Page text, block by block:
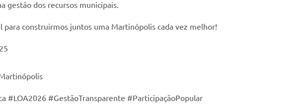
gestão dos recursos municipais.
para construirmos juntos uma Martinópolis cada vez melhor!
#LOA2026 #GestãoTransparente #ParticipaçãoPopular